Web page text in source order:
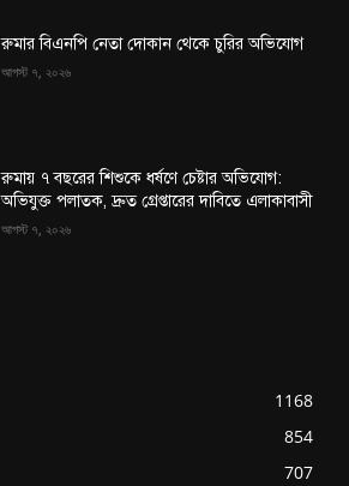
রুমার বিএনপি নেতা দোকান থেকে চুরির অভিযোগ
আগস্ট ৭, ২০২৬
রুমায় ৭ বছরের শিশুকে ধর্ষণে চেষ্টার অভিযোগ:
অভিযুক্ত পলাতক, দ্রুত গ্রেপ্তারের দাবিতে এলাকাবাসী
আগস্ট ৭, ২০২৬
1168
854
707